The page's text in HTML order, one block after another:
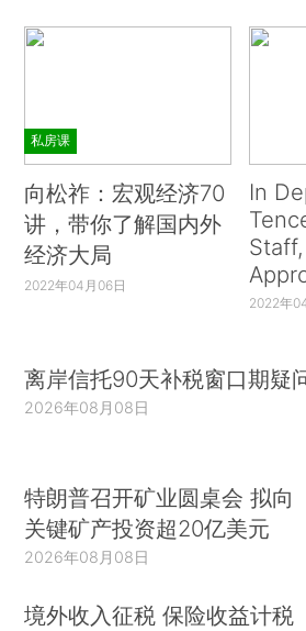
私房课
向松祚：宏观经济70
讲，带你了解国内外
经济大局
2022年04月06日
In
Staff,
2022年
离岸信托90天补税窗口期疑
2026年08月08日
特朗普召开矿业圆桌会 拟向
关键矿产投资超20亿美元
2026年08月08日
境外收入征税 保险收益计税